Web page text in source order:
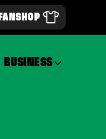
FANSHOP
BUSINESS